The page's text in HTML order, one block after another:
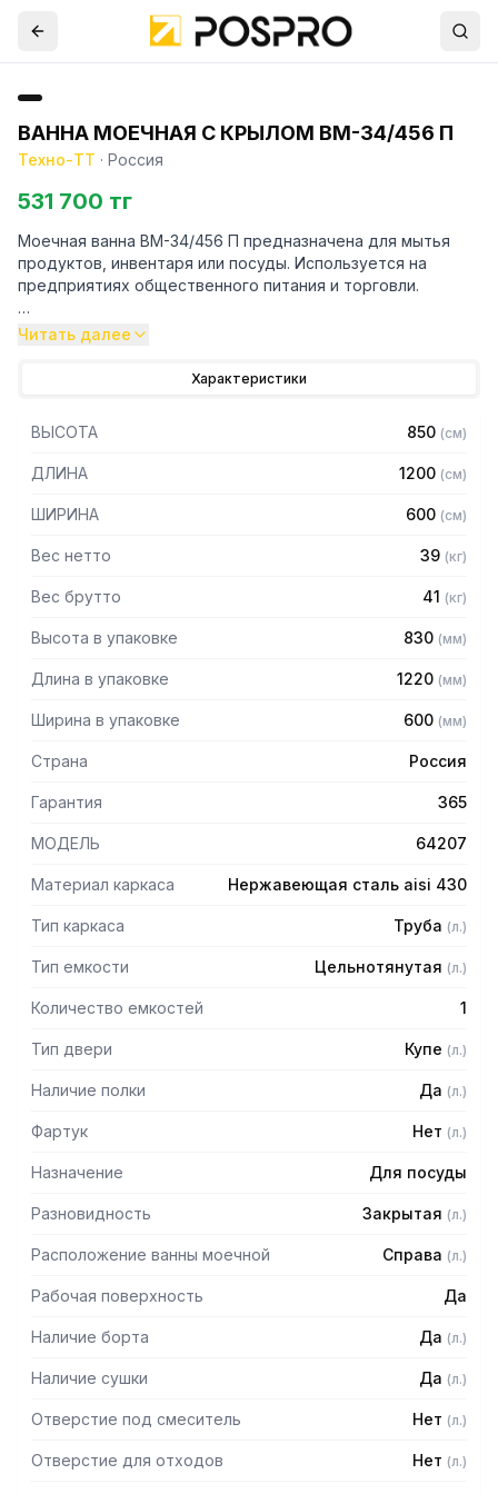
ВАННА МОЕЧНАЯ С КРЫЛОМ ВМ-34/456 П
Техно-ТТ · Россия
531 700 тг
Моечная ванна ВМ-34/456 П предназначена для мытья
продуктов, инвентаря или посуды. Используется на
предприятиях общественного питания и торговли.
Особенности:
– Материал емкости: нержавеющая сталь AISI304
– Материал каркаса: нержавеющая сталь AISI430
– Толщина материала каркаса 0,8 мм
– Внутренние размеры емкости: 500 х 400 х 250 мм
– Рабочая поверхность слева
воды с посуды в ванну
– Выпуск с нержавеющей решеткой
– Диаметр выпуска: 90 мм
– Регулируемые опоры
– Поставляется в собранном виде
Читать далее
Характеристики
ВЫСОТА 850 (см)
ДЛИНА 1200 (см)
ШИРИНА 600 (см)
Вес нетто 39 (кг)
Вес брутто 41 (кг)
Высота в упаковке 830 (мм)
Длина в упаковке 1220 (мм)
Ширина в упаковке 600 (мм)
Страна Россия
Гарантия 365
МОДЕЛЬ 64207
Материал каркаса Нержавеющая сталь aisi 430
Тип каркаса Труба (л.)
Тип емкости Цельнотянутая (л.)
Количество емкостей 1
Тип двери Купе (л.)
Наличие полки Да (л.)
Фартук Нет (л.)
Назначение Для посуды
Разновидность Закрытая (л.)
Расположение ванны моечной Справа (л.)
Рабочая поверхность Да
Наличие борта Да (л.)
Наличие сушки Да (л.)
Отверстие под смеситель Нет (л.)
Отверстие для отходов Нет (л.)